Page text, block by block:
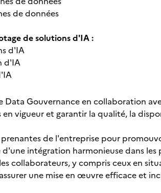
de données
de solutions d'IA :
d'IA
d'IA
Gouvernance en collaboration
vigueur et garantir la qualité, la
prenantes de l'entreprise pour
intégration harmonieuse dans
collaborateurs, y compris ceux en
une mise en œuvre efficace et